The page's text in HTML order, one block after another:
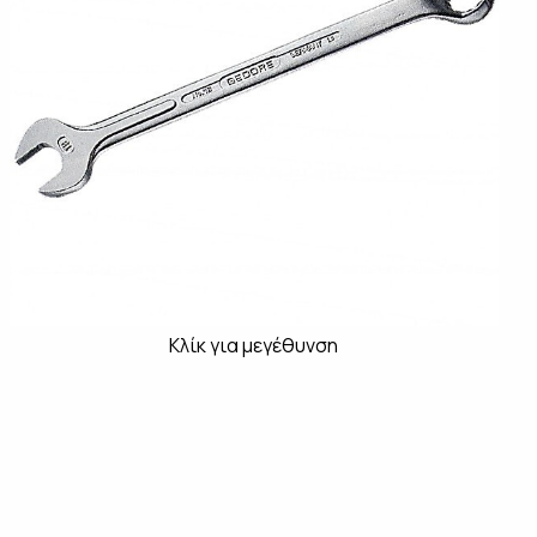
Κλίκ για μεγέθυνση